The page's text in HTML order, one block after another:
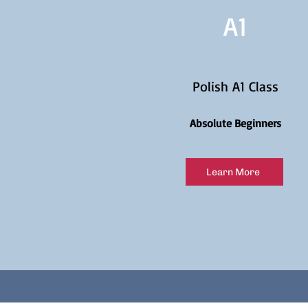
A1
Polish A1 Class
Absolute Beginners
Learn More